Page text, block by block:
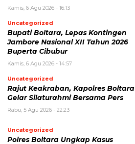
Kamis, 6 Agu 2026 - 16:13
Uncategorized
Bupati Boltara, Lepas Kontingen
Jambore Nasional XII Tahun 2026
Buperta Cibubur
Kamis, 6 Agu 2026 - 14:57
Uncategorized
Rajut Keakraban, Kapolres Boltara
Gelar Silaturahmi Bersama Pers
Rabu, 5 Agu 2026 - 22:23
Uncategorized
Polres Boltara Ungkap Kasus